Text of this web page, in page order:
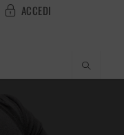
ACCEDI